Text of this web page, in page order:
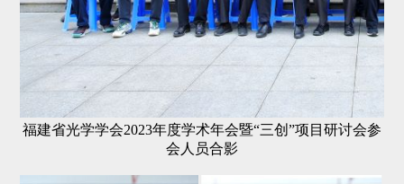
福建省光学学会2023年度学术年会暨“三创”项目研讨会参
会人员合影